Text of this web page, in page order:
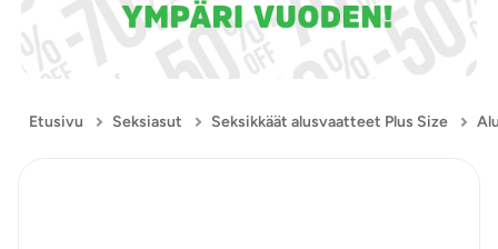
Etusivu Seksiasut Seksikkäät alusvaatteet Plus Size